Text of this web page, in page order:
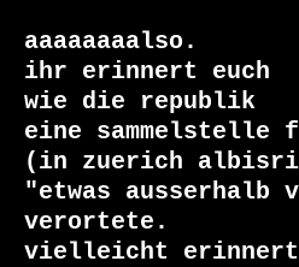
aaaaaaaalso.
ihr erinnert euch
wie die republik
eine sammelstelle
(in zuerich
"etwas ausserhalb
verortete.
vielleicht erinnert